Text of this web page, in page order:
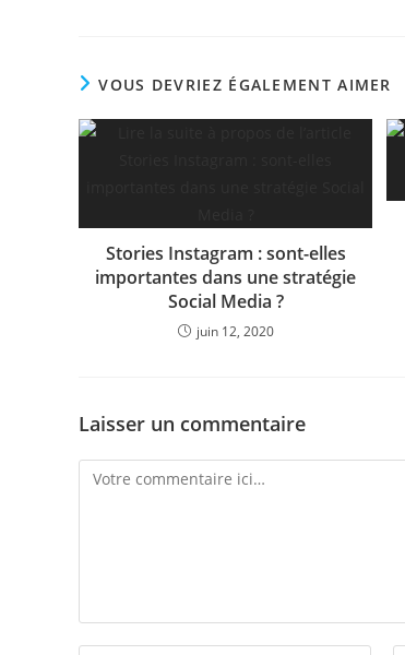
VOUS DEVRIEZ ÉGALEMENT AIMER
Stories Instagram : sont-elles
importantes dans une stratégie
Social Media ?
juin 12, 2020
Laisser un commentaire
Comment